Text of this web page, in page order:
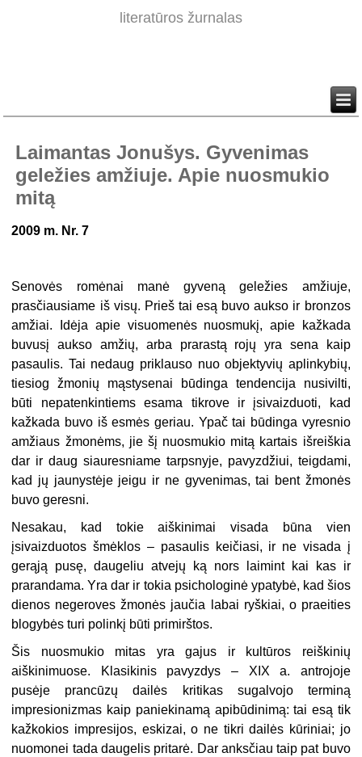
literatūros žurnalas
Laimantas Jonušys. Gyvenimas
geležies amžiuje. Apie nuosmukio
mitą
2009 m. Nr. 7
Senovės romėnai manė gyveną geležies amžiuje,
prasčiausiame iš visų. Prieš tai esą buvo aukso ir bronzos
amžiai. Idėja apie visuomenės nuosmukį, apie kažkada
buvusį aukso amžių, arba prarastą rojų yra sena kaip
pasaulis. Tai nedaug priklauso nuo objektyvių aplinkybių,
tiesiog žmonių mąstysenai būdinga tendencija nusivilti,
būti nepatenkintiems esama tikrove ir įsivaizduoti, kad
kažkada buvo iš esmės geriau. Ypač tai būdinga vyresnio
amžiaus žmonėms, jie šį nuosmukio mitą kartais išreiškia
dar ir daug siauresniame tarpsnyje, pavyzdžiui, teigdami,
kad jų jaunystėje jeigu ir ne gyvenimas, tai bent žmonės
buvo geresni.
Nesakau, kad tokie aiškinimai visada būna vien
įsivaizduotos šmėklos – pasaulis keičiasi, ir ne visada į
gerąją pusę, daugeliu atvejų ką nors laimint kai kas ir
prarandama. Yra dar ir tokia psichologinė ypatybė, kad šios
dienos negeroves žmonės jaučia labai ryškiai, o praeities
blogybės turi polinkį būti primirštos.
Šis nuosmukio mitas yra gajus ir kultūros reiškinių
aiškinimuose. Klasikinis pavyzdys – XIX a. antrojoje
pusėje prancūzų dailės kritikas sugalvojo terminą
impresionizmas kaip paniekinamą apibūdinimą: tai esą tik
kažkokios impresijos, eskizai, o ne tikri dailės kūriniai; jo
nuomonei tada daugelis pritarė. Dar anksčiau taip pat buvo